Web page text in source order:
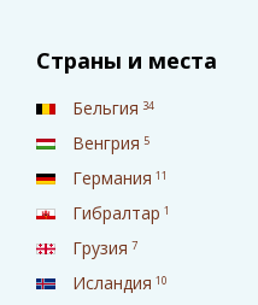
Страны и места
Бельгия 34
Венгрия 5
Германия 11
Гибралтар 1
Грузия 7
Исландия 10